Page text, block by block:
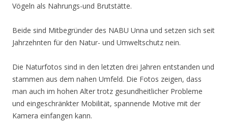
Vögeln als Nahrungs-und Brutstätte.
Beide sind Mitbegründer des NABU Unna und setzen sich seit
Jahrzehnten für den Natur- und Umweltschutz nein.
Die Naturfotos sind in den letzten drei Jahren entstanden und
stammen aus dem nahen Umfeld. Die Fotos zeigen, dass
man auch im hohen Alter trotz gesundheitlicher Probleme
und eingeschränkter Mobilität, spannende Motive mit der
Kamera einfangen kann.